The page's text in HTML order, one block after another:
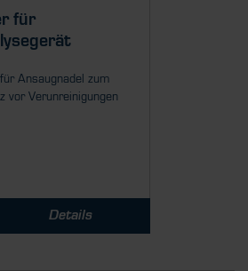
für
Ansaugnadel zum
vor Verunreinigungen
Details